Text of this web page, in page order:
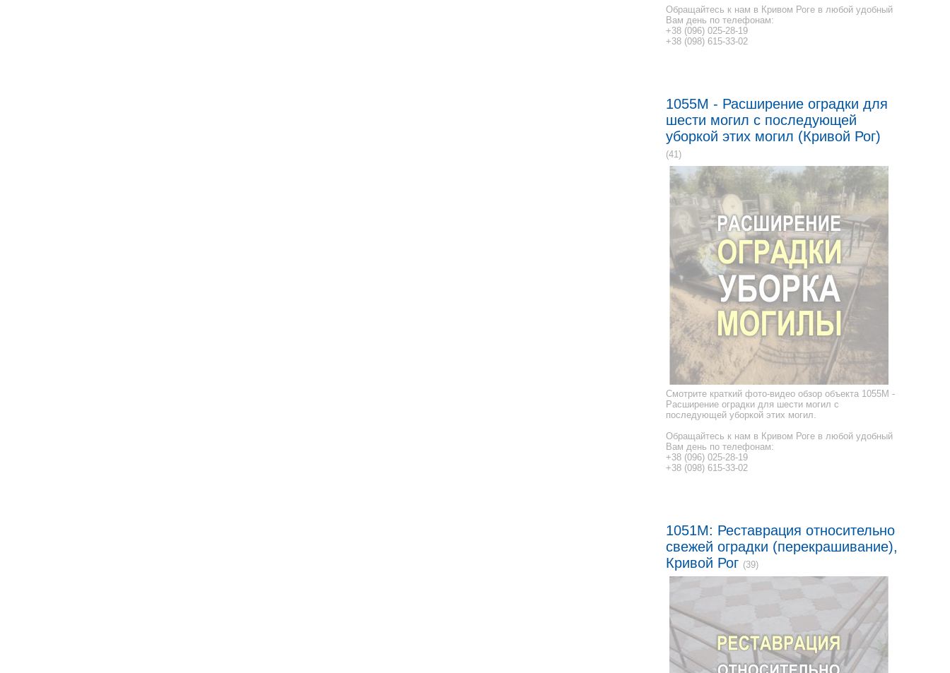
Обращайтесь к нам в Кривом Роге в любой удобный
Вам день по телефонам:
+38 (096) 025-28-19
+38 (098) 615-33-02
1055M - Расширение оградки для
шести могил с последующей
уборкой этих могил (Кривой Рог)
(41)
Смотрите краткий фото-видео обзор объекта 1055M -
Расширение оградки для шести могил с
последующей уборкой этих могил.
Обращайтесь к нам в Кривом Роге в любой удобный
Вам день по телефонам:
+38 (096) 025-28-19
+38 (098) 615-33-02
1051M: Реставрация относительно
свежей оградки (перекрашивание),
Кривой Рог (39)